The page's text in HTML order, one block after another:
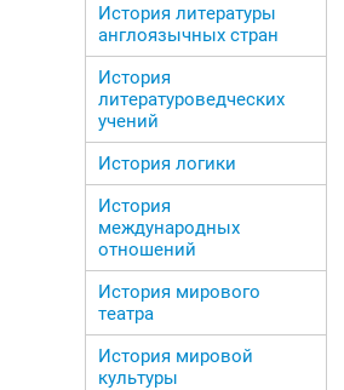
История литературы
англоязычных стран
История
литературоведческих
учений
История логики
История
международных
отношений
История мирового
театра
История мировой
культуры